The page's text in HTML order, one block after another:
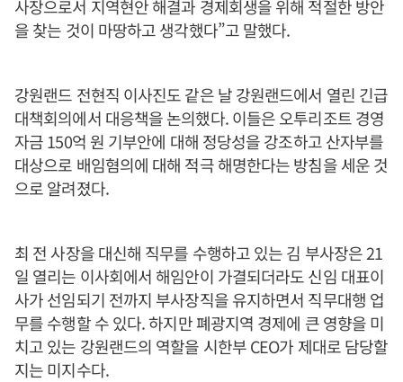
사장으로서 지역현안 해결과 경제회생을 위해 적절한 방안
을 찾는 것이 마땅하고 생각했다”고 말했다.
강원랜드 전현직 이사진도 같은 날 강원랜드에서 열린 긴급
대책회의에서 대응책을 논의했다. 이들은 오투리조트 경영
자금 150억 원 기부안에 대해 정당성을 강조하고 산자부를
대상으로 배임혐의에 대해 적극 해명한다는 방침을 세운 것
으로 알려졌다.
최 전 사장을 대신해 직무를 수행하고 있는 김 부사장은 21
일 열리는 이사회에서 해임안이 가결되더라도 신임 대표이
사가 선임되기 전까지 부사장직을 유지하면서 직무대행 업
무를 수행할 수 있다. 하지만 폐광지역 경제에 큰 영향을 미
치고 있는 강원랜드의 역할을 시한부 CEO가 제대로 담당할
지는 미지수다.